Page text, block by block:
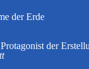
der Erde
der